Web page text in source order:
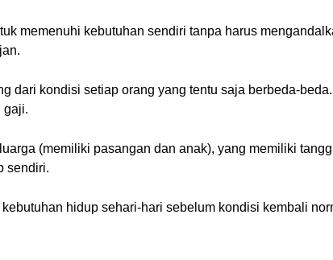
memenuhi kebutuhan sendiri tanpa harus
dari kondisi setiap orang yang tentu saja berbeda-
gaji.
(memiliki pasangan dan anak), yang memiliki
sendiri.
hidup sehari-hari sebelum kondisi kembali